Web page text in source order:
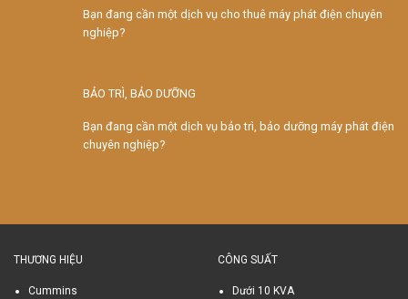
Bạn đang cần một dịch vụ cho thuê máy phát điện chuyên
nghiệp?
BẢO TRÌ, BẢO DƯỠNG
Bạn đang cần một dịch vụ bảo trì, bảo dưỡng máy phát điện
chuyên nghiệp?
THƯƠNG HIỆU
Cummins
CÔNG SUẤT
Dưới 10 KVA